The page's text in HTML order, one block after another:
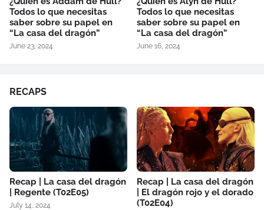
Todos lo que necesitas
saber sobre su papel en
“La casa del dragón”
June 23, 2024
Todos lo que necesitas
saber sobre su papel en
“La casa del dragón”
June 16, 2024
RECAPS
Recap | La casa del dragón
| Regente (T02E05)
July 14, 2024
Recap | La casa del dragón
| El dragón rojo y el dorado
(T02E04)